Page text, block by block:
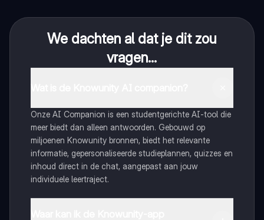
We dachten al dat je dit zou
vragen...
Onze AI Companion is een studentgerichte AI-tool die
meer biedt dan alleen antwoorden. Gebouwd op
miljoenen Knowunity bronnen, biedt het relevante
informatie, gepersonaliseerde studieplannen, quizzes en
inhoud direct in de chat, aangepast aan jouw
individuele leertraject.